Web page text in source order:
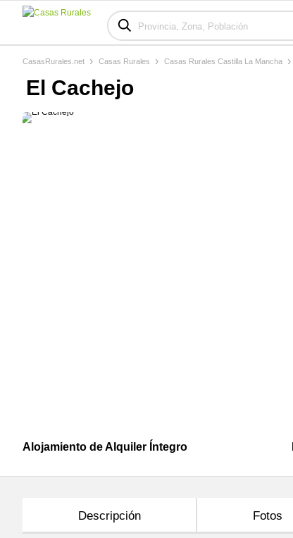
CasasRurales.net Casas Rurales Casas Rurales Castilla La Mancha
El Cachejo
Alojamiento de Alquiler Íntegro
Descripción Fotos